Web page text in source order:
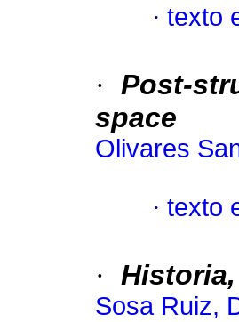
· texto
· Post-
space
Olivares
· texto
·
Sosa Ruiz,